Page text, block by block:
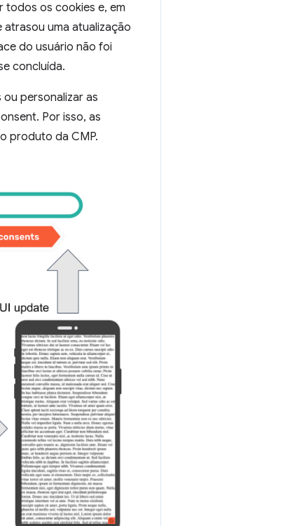
todos os cookies e, em
uma atualização
do usuário não foi
concluída.
personalizar as
Por isso, as
produto da CMP.